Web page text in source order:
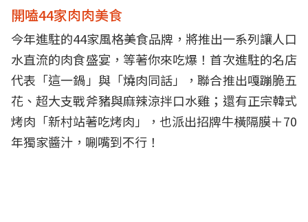
開嗑44家肉肉美食
今年進駐的44家風格美食品牌，將推出一系列讓人口
水直流的肉食盛宴，等著你來吃爆！首次進駐的名店
代表「這一鍋」與「燒肉同話」，聯合推出嘎蹦脆五
花、超大支戰斧豬與麻辣涼拌口水雞；還有正宗韓式
烤肉「新村站著吃烤肉」，也派出招牌牛橫隔膜＋70
年獨家醬汁，唰嘴到不行！